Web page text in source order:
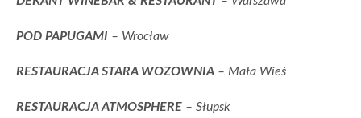
POD PAPUGAMI – Wrocław
RESTAURACJA STARA WOZOWNIA – Mała Wieś
RESTAURACJA ATMOSPHERE – Słupsk